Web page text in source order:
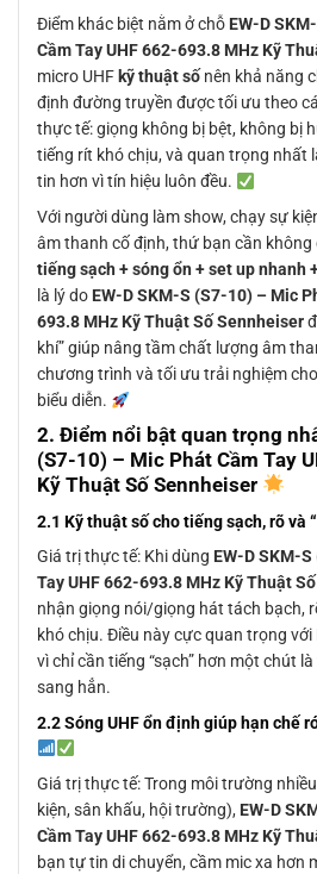
Điểm khác biệt nằm ở chỗ EW-D
Cầm Tay UHF 662-693.8 MHz Kỹ
micro UHF kỹ thuật số nên khả năng
định đường truyền được tối ưu theo
thực tế: giọng không bị bệt, không bị
tiếng rít khó chịu, và quan trọng nhất
tin hơn vì tín hiệu luôn đều.
Với người dùng làm show, chạy sự
âm thanh cố định, thứ bạn cần không
tiếng sạch + sóng ổn + set up nhanh
là lý do EW-D SKM-S (S7-10) – Mic
693.8 MHz Kỹ Thuật Số Sennheiser
khí” giúp nâng tầm chất lượng âm
chương trình và tối ưu trải nghiệm
biểu diễn.
2. Điểm nổi bật quan trọng
(S7-10) – Mic Phát Cầm Tay
Kỹ Thuật Số Sennheiser
2.1 Kỹ thuật số cho tiếng sạch, rõ và
Giá trị thực tế: Khi dùng EW-D SKM-
Tay UHF 662-693.8 MHz Kỹ Thuật
nhận giọng nói/giọng hát tách bạch,
khó chịu. Điều này cực quan trọng với
vì chỉ cần tiếng “sạch” hơn một chút
sang hẳn.
2.2 Sóng UHF ổn định giúp hạn chế
Giá trị thực tế: Trong môi trường
kiện, sân khấu, hội trường), EW-D
Cầm Tay UHF 662-693.8 MHz Kỹ
bạn tự tin di chuyển, cầm mic xa hơn